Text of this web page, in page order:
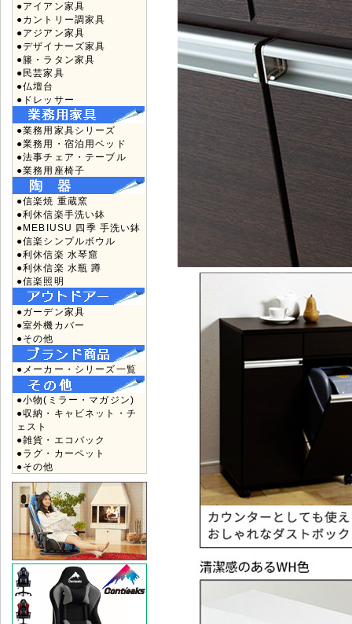
●アイアン家具
●カントリー調家具
●アジアン家具
●デザイナーズ家具
●籐・ラタン家具
●民芸家具
●仏壇台
●ドレッサー
●業務用家具シリーズ
●業務用・宿泊用ベッド
●法事チェア・テーブル
●業務用座椅子
●信楽焼 重蔵窯
●利休信楽手洗い鉢
●MEBIUSU 四季 手洗い鉢
●信楽シンプルボウル
●利休信楽 水琴窟
●利休信楽 水瓶 蹲
●信楽照明
●ガーデン家具
●室外機カバー
●その他
●メーカー・シリーズ一覧
●小物(ミラー・マガジン)
●収納・キャビネット・チ
ェスト
●雑貨・エコバック
●ラグ・カーペット
●その他